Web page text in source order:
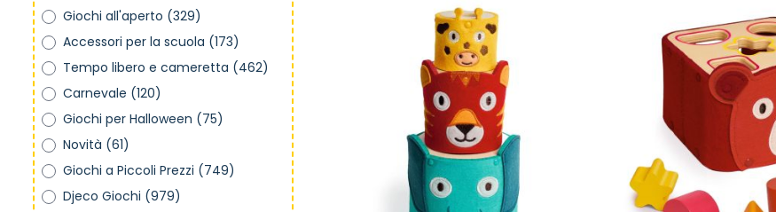
Giochi all'aperto (329)
Accessori per la scuola (173)
Tempo libero e cameretta (462)
Carnevale (120)
Giochi per Halloween (75)
Novità (61)
Giochi a Piccoli Prezzi (749)
Djeco Giochi (979)